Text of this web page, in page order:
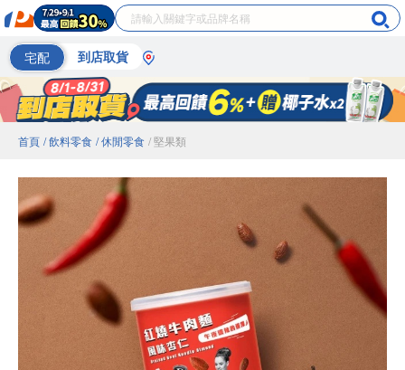
宅配 到店取貨
首頁 / 飲料零食 / 休閒零食 / 堅果類